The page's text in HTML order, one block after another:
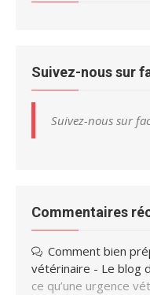
Suivez-nous sur
Suivez-nous sur
Commentaires
Comment bien
vétérinaire - Le blog
ce qu’une urgence